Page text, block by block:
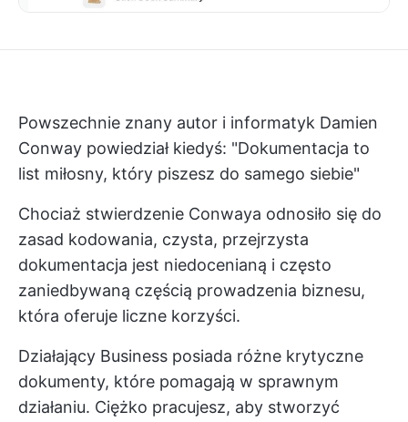
Powszechnie znany autor i informatyk Damien
Conway powiedział kiedyś: "Dokumentacja to
list miłosny, który piszesz do samego siebie"
Chociaż stwierdzenie Conwaya odnosiło się do
zasad kodowania, czysta, przejrzysta
dokumentacja jest niedocenianą i często
zaniedbywaną częścią prowadzenia biznesu,
która oferuje liczne korzyści.
Działający Business posiada różne krytyczne
dokumenty, które pomagają w sprawnym
działaniu. Ciężko pracujesz, aby stworzyć